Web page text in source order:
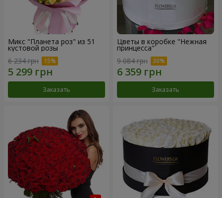
Микс "Планета роз" из 51
кустовой розы
6 234 грн
Заказать
Цветы в коробке "Нежная
принцесса"
9 084 грн
Заказать